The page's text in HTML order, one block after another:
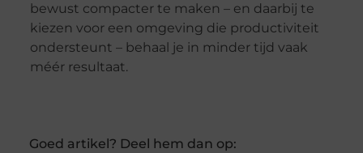
bewust compacter te maken – en daarbij te
kiezen voor een omgeving die productiviteit
ondersteunt – behaal je in minder tijd vaak
méér resultaat.
Goed artikel? Deel hem dan op: